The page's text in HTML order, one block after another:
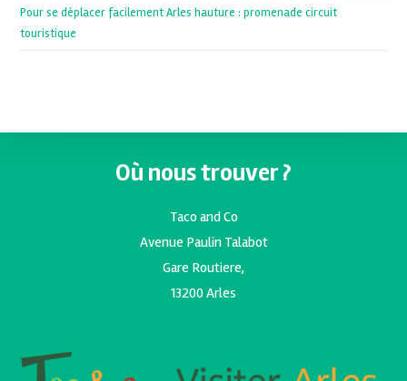
Pour se déplacer facilement Arles hauture : promenade circuit
touristique
Où nous trouver ?
Taco and Co
Avenue Paulin Talabot
Gare Routiere,
13200 Arles